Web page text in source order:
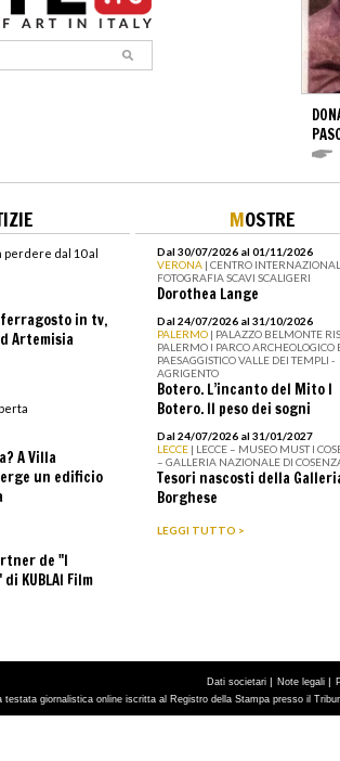
perdere dal 10 al
in tv,
Artemisia
A Villa
un edificio
de "I
di KUBLAI Film
MOSTRE
Dal 30/07/2026 al 01/11/2026
VERONA | CENTRO
FOTOGRAFIA SCAVI SCALIGERI
Dorothea Lange
Dal 24/07/2026 al 31/10/2026
PALERMO | PALAZZO BELMONTE
PALERMO I PARCO ARCHEOLOGICO
PAESAGGISTICO VALLE DEI TEMPLI -
AGRIGENTO
Botero. L’incanto del Mito I
Botero. Il peso dei sogni
Dal 24/07/2026 al 31/01/2027
LECCE | LECCE – MUSEO MUST I
– GALLERIA NAZIONALE DI
Tesori nascosti della
Borghese
LEGGI TUTTO >
Dati societari | Note legali |
testata giornalistica online iscritta al Registro della Stampa presso il